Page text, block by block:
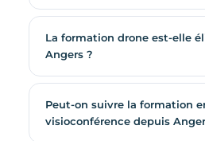
La formation drone est-elle
Angers ?
Peut-on suivre la formation
visioconférence depuis